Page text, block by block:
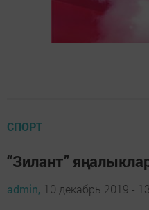
СПОРТ
“Зилант”
admin, 10 декабрь 2019 -